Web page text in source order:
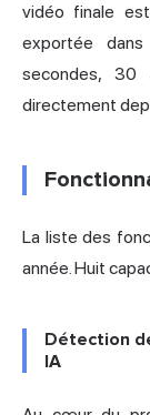
vidéo finale
exportée
secondes,
directement
La liste des
année. Huit
Détection
IA